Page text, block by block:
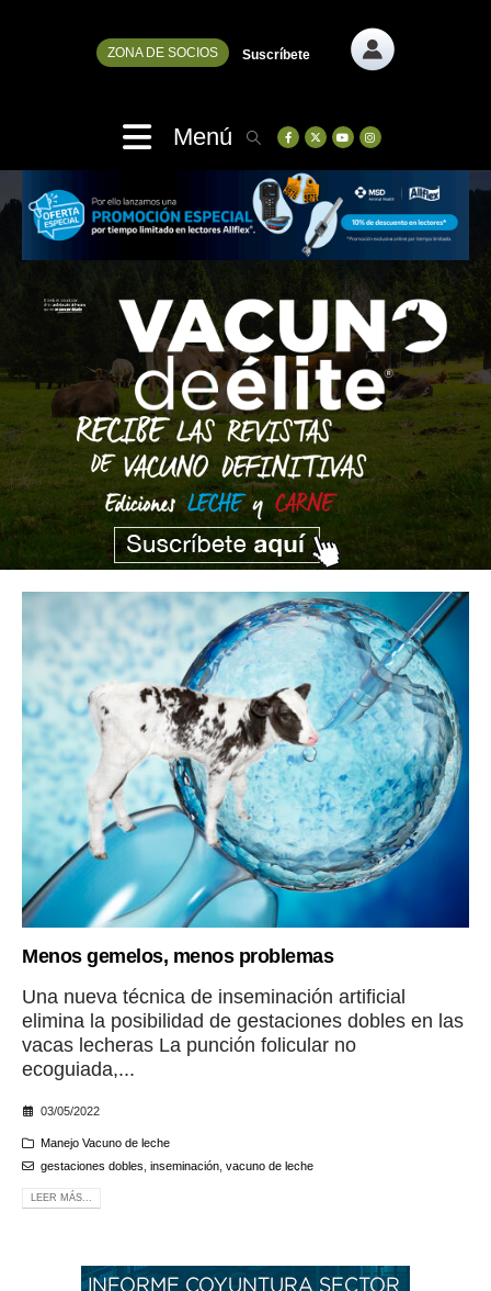
ZONA DE SOCIOS Suscríbete
Menú
Menos gemelos, menos problemas
Una nueva técnica de inseminación artificial
elimina la posibilidad de gestaciones dobles en las
vacas lecheras La punción folicular no
ecoguiada,...
03/05/2022
Manejo Vacuno de leche
gestaciones dobles inseminación, vacuno de leche
LEER MÁS...